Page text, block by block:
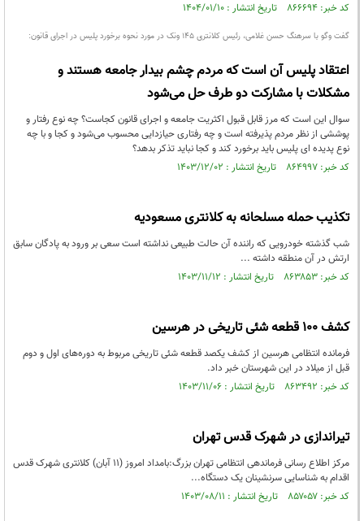
کد خبر: ۸۶۶۶۹۴ تاریخ انتشار : ۱۴۰۴/۰۱/۱۰
گفت وگو با سرهنگ حسن غلامی، رئیس کلانتری 145 ونک در مورد نحوه برخورد پلیس در اجرای قانون:
اعتقاد پلیس آن است که مردم چشم بیدار جامعه هستند و
مشکلات با مشارکت دو طرف حل می‌شود
سوال این است که مرز قابل قبول اکثریت جامعه و اجرای قانون کجاست؟ چه نوع رفتار و
پوششی از نظر مردم پذیرفته است و چه رفتاری حیازدایی محسوب می‌شود و کجا و با چه
نوع پدیده ای پلیس باید برخورد کند و کجا نباید تذکر بدهد؟
کد خبر: ۸۶۴۹۹۷ تاریخ انتشار : ۱۴۰۳/۱۲/۰۲
تکذیب حمله مسلحانه به کلانتری مسعودیه
شب گذشته خودرویی که راننده آن حالت طبیعی نداشته است سعی بر ورود به پادگان سابق
ارتش در آن منطقه داشته ...
کد خبر: ۸۶۳۸۵۳ تاریخ انتشار : ۱۴۰۳/۱۱/۱۲
کشف ۱۰۰ قطعه شئی تاریخی در هرسین
فرمانده انتظامی هرسین از کشف یکصد قطعه شئی تاریخی مربوط به دوره‌های اول و دوم
قبل از میلاد در این شهرستان خبر داد.
کد خبر: ۸۶۳۴۹۲ تاریخ انتشار : ۱۴۰۳/۱۱/۰۶
تیراندازی در شهرک قدس تهران
مرکز اطلاع رسانی فرماندهی انتظامی تهران بزرگ:بامداد امروز (۱۱ آبان) کلانتری شهرک قدس
اقدام به شناسایی سرنشینان یک دستگاه...
کد خبر: ۸۵۷۰۵۷ تاریخ انتشار : ۱۴۰۳/۰۸/۱۱